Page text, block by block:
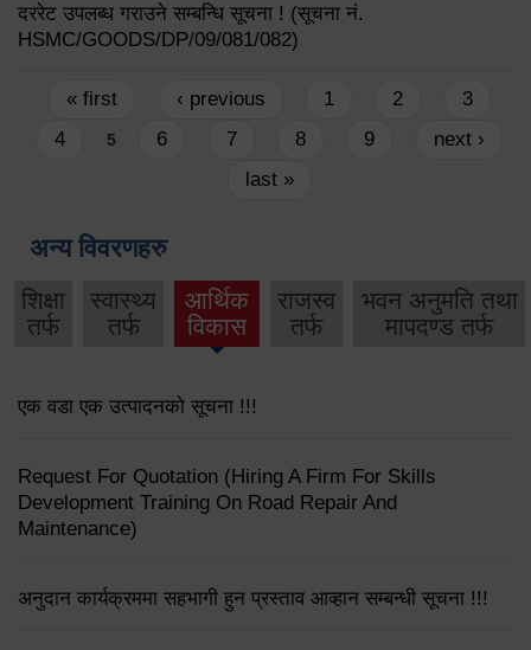
दररेट उपलब्ध गराउने सम्बन्धि सूचना ! (सूचना नं.
HSMC/GOODS/DP/09/081/082)
Pages
« first ‹ previous 1 2
3
4
5 6 7 8 9
next ›
last »
अन्य विवरणहरु
शिक्षा
तर्फ
स्वास्थ्य
तर्फ
आर्थिक
विकास
राजस्व
तर्फ
भवन अनुमति तथा
मापदण्ड तर्फ
एक वडा एक उत्पादनको सूचना !!!
Request For Quotation (Hiring A Firm For Skills
Development Training On Road Repair And
Maintenance)
अनुदान कार्यक्रममा सहभागी हुन प्रस्ताव आव्हान सम्बन्धी सूचना !!!